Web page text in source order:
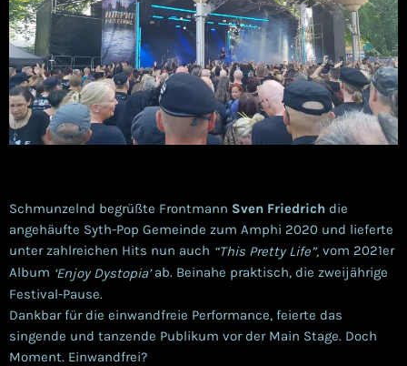
Schmunzelnd begrüßte Frontmann Sven Friedrich die
angehäufte Syth-Pop Gemeinde zum Amphi 2020 und lieferte
unter zahlreichen Hits nun auch “This Pretty Life”, vom 2021er
Album ‘Enjoy Dystopia’ab. Beinahe praktisch, die zweijährige
Festival-Pause.
Dankbar für die einwandfreie Performance, feierte das
singende und tanzende Publikum vor der Main Stage. Doch
Moment. Einwandfrei?